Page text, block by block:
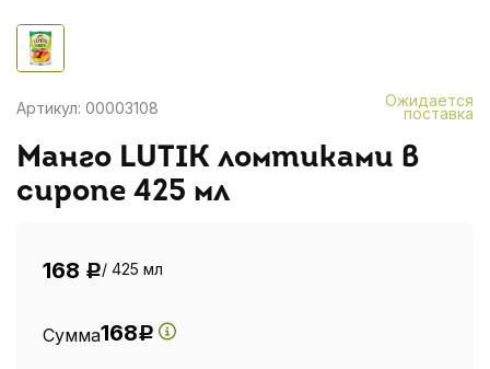
Артикул: 00003108 Ожидается
поставка
Манго LUTIK ломтиками в
сиропе 425 мл
168 Р/ 425 мл
Сумма168Р